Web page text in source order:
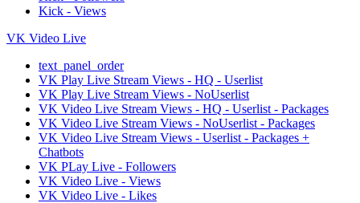
Kick - Views
VK Video Live
text_panel_order
VK Play Live Stream Views - HQ - Userlist
VK Play Live Stream Views - NoUserlist
VK Video Live Stream Views - HQ - Userlist - Packages
VK Video Live Stream Views - NoUserlist - Packages
VK Video Live Stream Views - Userlist - Packages +
Chatbots
VK PLay Live - Followers
VK Video Live - Views
VK Video Live - Likes